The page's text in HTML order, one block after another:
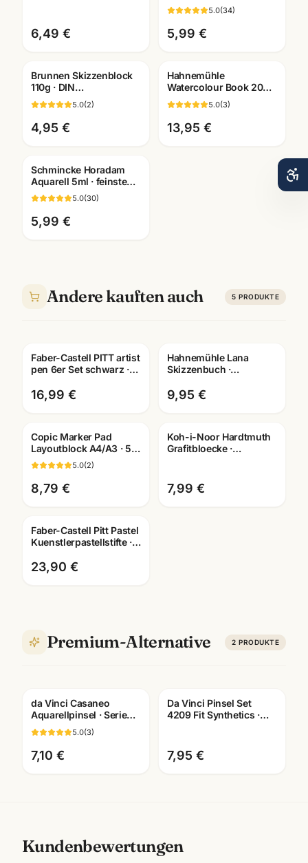
Mannheim
6,49 €
einzeln · Künstlerbedarf
Mannheim
5.0(34)
5,99 €
Brunnen Skizzenblock
110g · DIN
A2/A3/A4/A5/A6
wählbar ·
Künstlerbedarf
Mannheim
5.0(2)
4,95 €
Hahnemühle
Watercolour Book 200g
· 60 Seiten · A4/A5/A6 ·
Aquarellbuch
Mannheim
5.0(3)
13,95 €
Schmincke Horadam
Aquarell 5ml · feinste
Künstlerfarben · alle
Farben Mannheim
5.0(30)
5,99 €
Andere kauften auch 5 PRODUKTE
Faber-Castell PITT artist
pen 6er Set schwarz ·
dokumentenecht
16,99 €
Hahnemühle Lana
Skizzenbuch ·
Zeichenbuch für
Künstler
9,95 €
Copic Marker Pad
Layoutblock A4/A3 · 50
Blatt 75g/m² ·
Künstlerbedarf
Mannheim
5.0(2)
8,79 €
Koh-i-Noor Hardtmuth
Grafitbloecke ·
Mannheim
7,99 €
Faber-Castell Pitt Pastel
Kuenstlerpastellstifte ·
Mannheim
23,90 €
Premium-Alternative 2 PRODUKTE
da Vinci Casaneo
Aquarellpinsel · Serie
5598/5898/498 ·
Künstlerbedarf
Mannheim
5.0(3)
7,10 €
Da Vinci Pinsel Set
4209 Fit Synthetics ·
7,95 €
Kundenbewertungen